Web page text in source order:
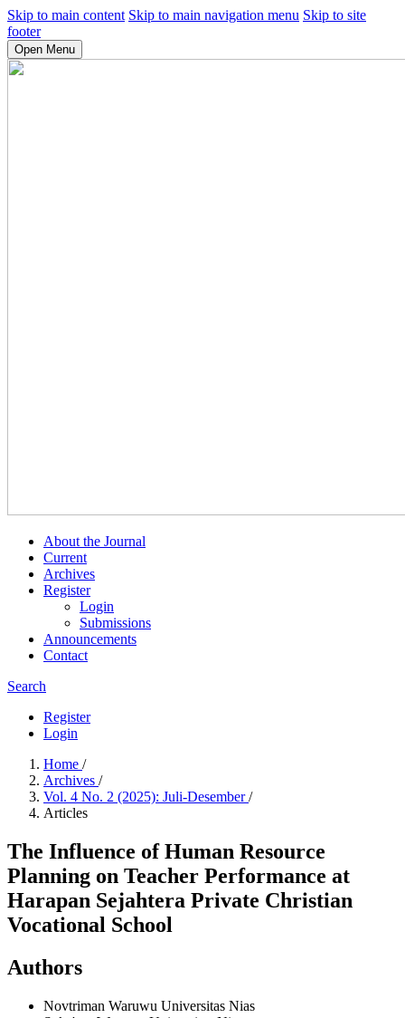
Skip to main content Skip to main navigation menu Skip to site
footer
Open Menu
About the Journal
Current
Archives
Register
Login
Submissions
Announcements
Contact
Search
Register
Login
Home /
Archives /
Vol. 4 No. 2 (2025): Juli-Desember/
Articles
The Influence of Human Resource
Planning on Teacher Performance at
Harapan Sejahtera Private Christian
Vocational School
Authors
Novtriman Waruwu Universitas Nias